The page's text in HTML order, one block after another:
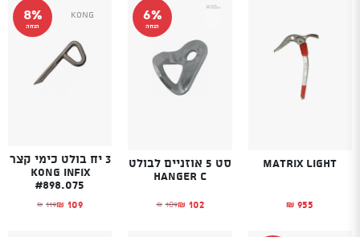
Matrix Light
₪ 955
6%
הנחה
סט 5 אוזניים לבולט
HANGER C
₪ 109
המחיר המקורי היה: ₪109.₪ 102 המחיר הנוכחי הוא: ₪102.
8%
הנחה
Kong
3 יח בולט כימי קצר
KONG Infix
#898.075
₪ 119
המחיר המקורי₪ 109 המחיר הנוכחי